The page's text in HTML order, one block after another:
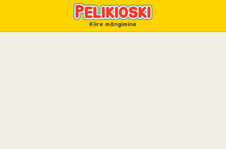
Kiire mängimine